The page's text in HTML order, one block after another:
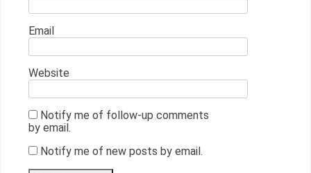
Email
Website
Notify me of follow-up comments
by email.
Notify me of new posts by email.